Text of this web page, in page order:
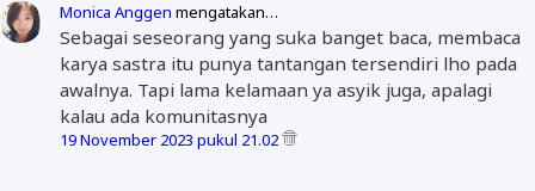
Monica Anggen mengatakan…
Sebagai seseorang yang suka banget baca, membaca
karya sastra itu punya tantangan tersendiri lho pada
awalnya. Tapi lama kelamaan ya asyik juga, apalagi
kalau ada komunitasnya
19 November 2023 pukul 21.02